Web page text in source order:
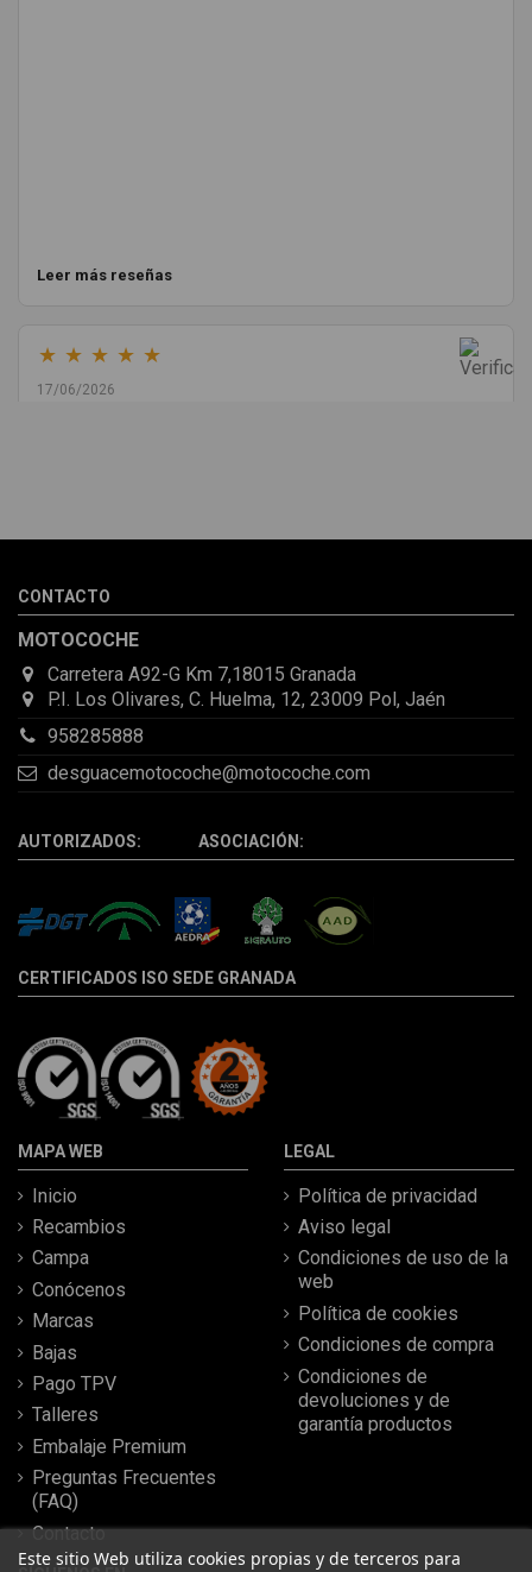
Leer más reseñas
★ ★ ★ ★ ★
17/06/2026
la pieza llegó correcta y bien embalada, además de llegarme 2
CONTACTO
MOTOCOCHE
Carretera A92-G Km 7,18015 Granada
P.I. Los Olivares, C. Huelma, 12, 23009 Pol, Jaén
958285888
desguacemotocoche@motocoche.com
AUTORIZADOS: ASOCIACIÓN:
CERTIFICADOS ISO SEDE GRANADA
MAPA WEB
Inicio
Recambios
Campa
Conócenos
Marcas
Bajas
Pago TPV
Talleres
Embalaje Premium
Preguntas Frecuentes
(FAQ)
Contacto
LEGAL
Política de privacidad
Aviso legal
Condiciones de uso de la
web
Política de cookies
Condiciones de compra
Condiciones de
devoluciones y de
garantía productos
Este sitio Web utiliza cookies propias y de terceros para